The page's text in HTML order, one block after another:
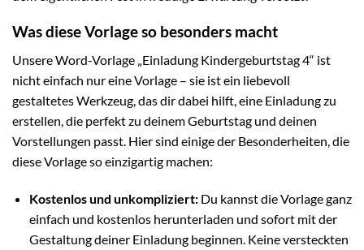
Was diese Vorlage so besonders macht
Unsere Word-Vorlage „Einladung Kindergeburtstag 4“ ist
nicht einfach nur eine Vorlage – sie ist ein liebevoll
gestaltetes Werkzeug, das dir dabei hilft, eine Einladung zu
erstellen, die perfekt zu deinem Geburtstag und deinen
Vorstellungen passt. Hier sind einige der Besonderheiten, die
diese Vorlage so einzigartig machen:
Kostenlos und unkompliziert:Du kannst die Vorlage ganz
einfach und kostenlos herunterladen und sofort mit der
Gestaltung deiner Einladung beginnen. Keine versteckten